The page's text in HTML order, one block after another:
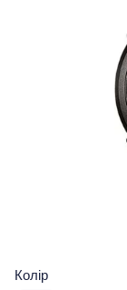
Колір